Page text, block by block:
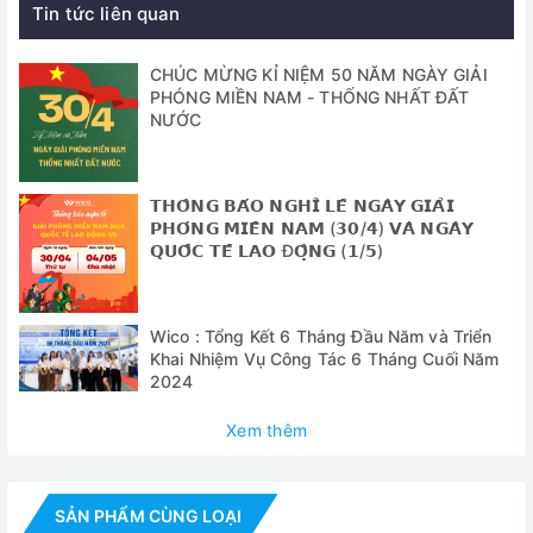
Cung cấp trọn bộ bao gồm:
- Kính hiển vi 3 mắt XSZ-107SM
- Thị kính 10x: 02 chiếc
- Thị kính 16x: 02 chiếc
- Vật kính: 4 chiếc (4x, 10x, 40x, 100x)
- Túi phủ che bụi
Thông số kỹ thuật
Model XSZ-
Tin tức liên quan
CHÚC MỪNG KỈ NIỆM 50 NĂM NGÀY GIẢI
PHÓNG MIỀN NAM - THỐNG NHẤT ĐẤT
NƯỚC
𝗧𝗛𝗢̂𝗡𝗚 𝗕𝗔́𝗢 𝗡𝗚𝗛𝗜̉ 𝗟𝗘̂̃ 𝗡𝗚𝗔̀𝗬 𝗚𝗜𝗔̉𝗜
𝗣𝗛𝗢́𝗡𝗚 𝗠𝗜𝗘̂̀𝗡 𝗡𝗔𝗠 (𝟯𝟬/𝟰) 𝗩𝗔̀ 𝗡𝗚𝗔̀𝗬
𝗤𝗨𝗢̂́𝗖 𝗧𝗘̂́ 𝗟𝗔𝗢 Đ𝗢̣̂𝗡𝗚 (𝟭/𝟱)
Wico : Tổng Kết 6 Tháng Đầu Năm và Triển
Khai Nhiệm Vụ Công Tác 6 Tháng Cuối Năm
2024
Xem thêm
SẢN PHẨM CÙNG LOẠI